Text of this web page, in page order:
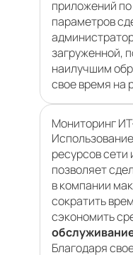
приложений
параметров
загруженной,
наилучшим
свое время на
Мониторинг
ресурсов
позволяет
в компании
сократить
сэкономить
Благодаря